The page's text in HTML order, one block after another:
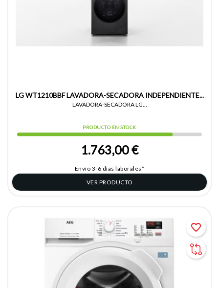
LG WT1210BBF LAVADORA-SECADORA INDEPENDIENTE...
LAVADORA-SECADORA LG...
PRODUCTO EN STOCK
1.763,00 €
Envío 3-6 días laborales*
VER PRODUCTO
favorite_border